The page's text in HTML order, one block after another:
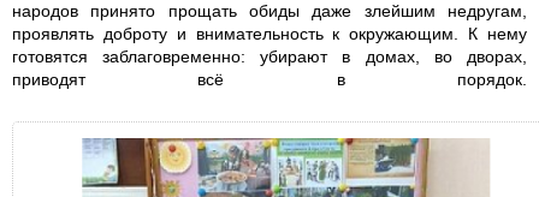
народов принято прощать обиды даже злейшим недругам,
проявлять доброту и внимательность к окружающим. К нему
готовятся заблаговременно: убирают в домах, во дворах,
приводят всё в порядок.